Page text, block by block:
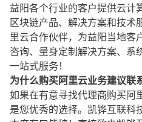
益阳各个行业的客户提供云计
区块链产品、解决方案和技术
里云合作伙伴，为益阳当地客
咨询、量身定制解决方案、系
一站式服务！
为什么购买阿里云业务建议联
如果在有意寻找代理商购买阿
是您优秀的选择。凯铧互联科